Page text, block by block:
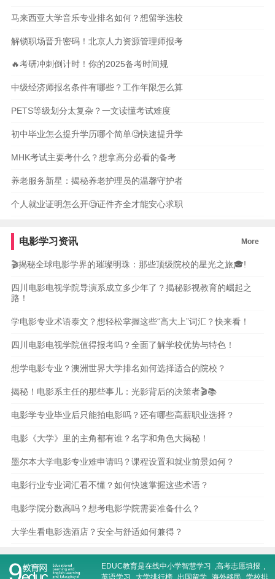
马来西亚大学音乐专业排名如何？想留学选校
解锁职场晋升密码！北京人力资源管理师报考
🔥考研冲刺倒计时！你的2025备考时间规
中级经济师报名条件有哪些？工作年限怎么算
PETS等级划分太复杂？一文读懂考试难度
初中毕业怎么提升学历哪个简单🧐快速提升学
MHK考试主要考什么？想拿高分必看的备考
养老服务新星：揭秘养老护理员的温馨守护者
个人就业证明怎么开🧐证件齐全才能安心求职
电影学习资讯 More
🎬揭秘全球电影学界的璀璨明珠：那些顶级院校的星光之旅🎓!
四川电影电视学院导演系成立多少年了？揭秘影视教育的崛起之
路！
学电影专业术语泰文？想轻松掌握这些“高大上”词汇？快来看！
四川电影电视学院值得报考吗？全面了解学校优势与特色！
想学电影专业？澳洲世界大学排名如何选择适合的院校？
揭秘！电影系主任的那些事儿：光影背后的决策者🎬📚
电影学专业毕业后只能拍电影吗？还有哪些高薪职业选择？
电影《大学》里的主角都有谁？名字和角色大揭秘！
墨尔本大学电影专业难申请吗？课程设置和就业前景如何？
电影行业专业词汇看不懂？如何快速掌握这些术语？
电影学院分数高吗？想考电影学院需要准备什么？
大学生看电影选酒店？安全与舒适如何兼得？
EDUC教育是在线中小学智慧学习 ,高考志愿填报 ,
英语学习
大学排行榜 出国留学 海外移民 学校排